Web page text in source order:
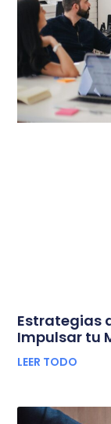
Estrategias
Impulsar tu
LEER TODO